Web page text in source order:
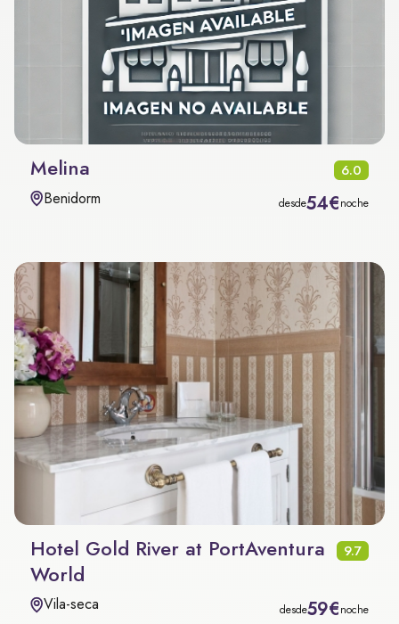
Melina 6.0
Benidorm desde54€noche
Hotel Gold River at PortAventura
World
9.7
Vila-seca desde59€noche